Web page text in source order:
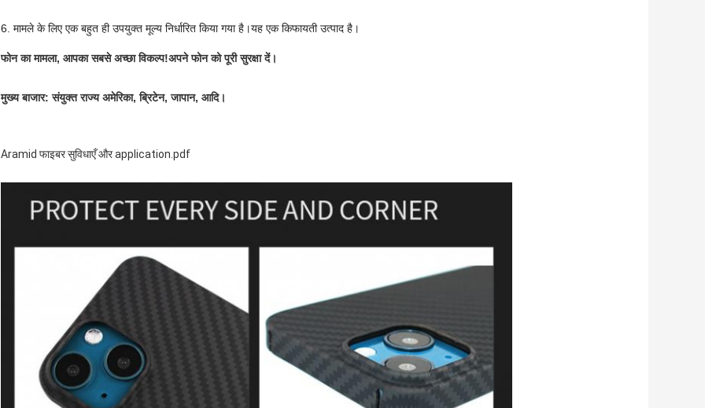
6. मामले के लिए एक बहुत ही उपयुक्त मूल्य निर्धारित किया गया है।यह एक किफायती उत्पाद है।
फोन का मामला, आपका सबसे अच्छा विकल्प!अपने फोन को पूरी सुरक्षा दें।
मुख्य बाजार: संयुक्त राज्य अमेरिका, ब्रिटेन, जापान, आदि।
Aramid फाइबर सुविधाएँ और application.pdf